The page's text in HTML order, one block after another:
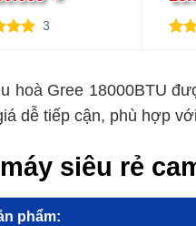
3
hoà Gree 18000BTU
dễ tiếp cận, phù hợp
siêu rẻ
phẩm: